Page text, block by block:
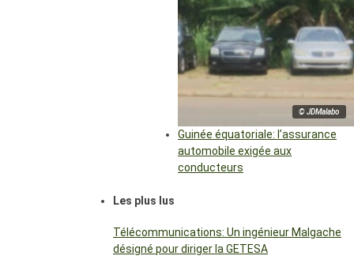
© JDMalabo
Guinée équatoriale: l’assurance
automobile exigée aux
conducteurs
Les plus lus
Télécommunications: Un ingénieur Malgache
désigné pour diriger la GETESA